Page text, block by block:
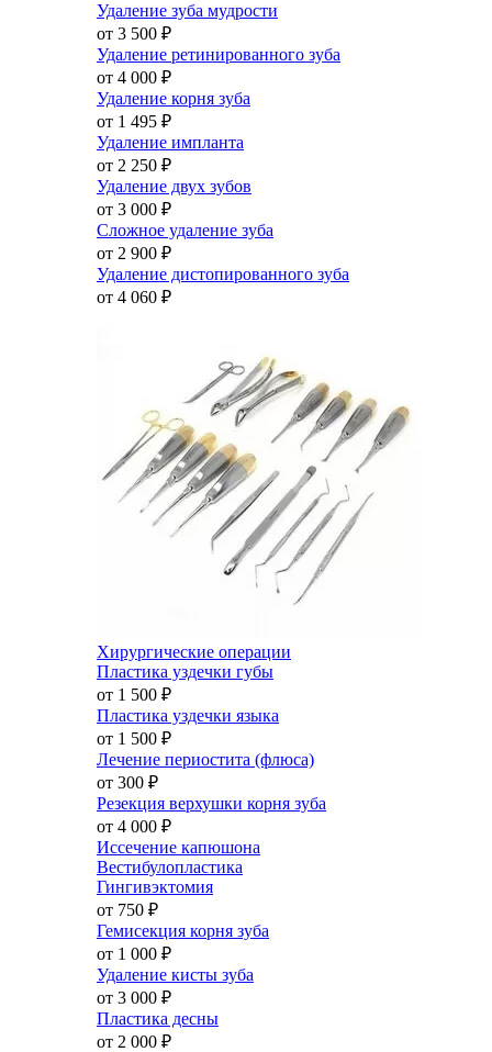
Удаление зуба мудрости
от 3 500 ₽
Удаление ретинированного зуба
от 4 000 ₽
Удаление корня зуба
от 1 495 ₽
Удаление импланта
от 2 250 ₽
Удаление двух зубов
от 3 000 ₽
Сложное удаление зуба
от 2 900 ₽
Удаление дистопированного зуба
от 4 060 ₽
Хирургические операции
Пластика уздечки губы
от 1 500 ₽
Пластика уздечки языка
от 1 500 ₽
Лечение периостита (флюса)
от 300 ₽
Резекция верхушки корня зуба
от 4 000 ₽
Иссечение капюшона
Вестибулопластика
Гингивэктомия
от 750 ₽
Гемисекция корня зуба
от 1 000 ₽
Удаление кисты зуба
от 3 000 ₽
Пластика десны
от 2 000 ₽